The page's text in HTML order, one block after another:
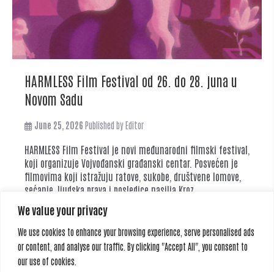
We value your privacy
We use cookies to enhance your browsing experience, serve personalised ads
or content, and analyse our traffic. By clicking "Accept All", you consent to
our use of cookies.
HARMLESS Film Festival od 26. do 28. juna u
Novom Sadu
June 25, 2026 Published byEditor
HARMLESS Film Festival je novi međunarodni filmski festival,
koji organizuje Vojvođanski građanski centar. Posvećen je
filmovima koji istražuju ratove, sukobe, društvene lomove,
sećanje, ljudska prava i posledice nasilja.Kroz
dokumentarne, igrane i animirane filmove iz celog sveta,
festival otvara prostor za razgovor o temama koje često
ostaju na marginama interesa javnosti. Tokom tri dana
festivala publika...Read more